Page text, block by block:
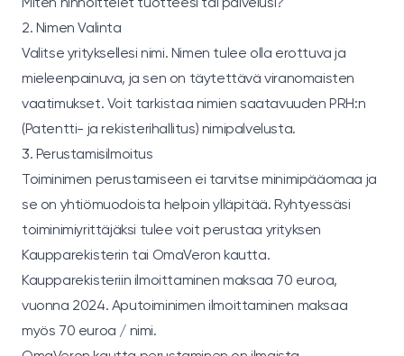
2. Nimen Valinta
Valitse yrityksellesi nimi. Nimen tulee olla erottuva ja
mieleenpainuva, ja sen on täytettävä viranomaisten
vaatimukset. Voit tarkistaa nimien saatavuuden PRH:n
(Patentti- ja rekisterihallitus) nimipalvelusta.
3. Perustamisilmoitus
Toiminimen perustamiseen ei tarvitse minimipääomaa ja
se on yhtiömuodoista helpoin ylläpitää. Ryhtyessäsi
toiminimiyrittäjäksi tulee voit perustaa yrityksen
Kaupparekisterin tai OmaVeron kautta.
Kaupparekisteriin ilmoittaminen maksaa 70 euroa,
vuonna 2024. Aputoiminimen ilmoittaminen maksaa
myös 70 euroa / nimi.